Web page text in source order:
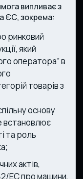
випливає з
ЄС, зокрема:
ринковий
який
оператора” в
товарів з
основу
встановлює
та роль
актів,
EC про машини,